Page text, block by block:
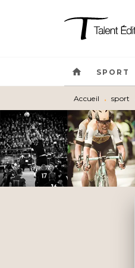
MENU
home SPORT
Accueil • sport